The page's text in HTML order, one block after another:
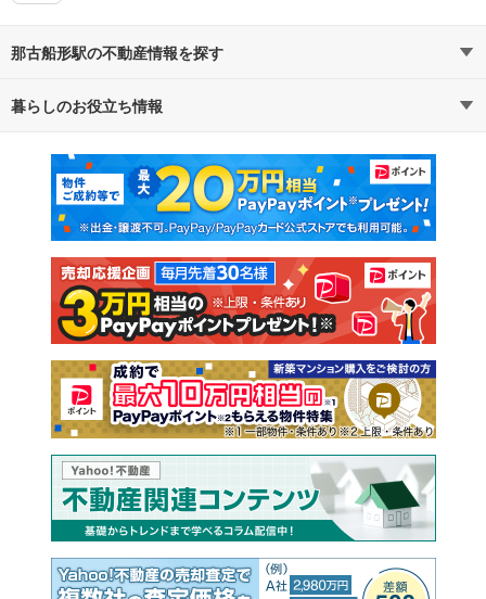
那古船形駅の不動産情報を探す
不動産・住宅
新築マンション 中古マンション
新築一戸建て 中古一戸建て
注文住宅 土地
売却査定
暮らしのお役立ち情報
マンションカタログ 教えて！住まいの先生